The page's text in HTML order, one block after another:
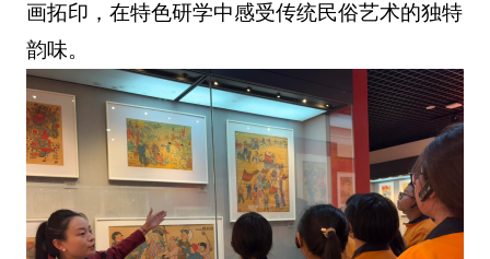
画拓印，在特色研学中感受传统民俗艺术的独特
韵味。